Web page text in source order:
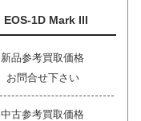
EOS-1D Mark III
新品参考買取価格
お問合せ下さい
中古参考買取価格